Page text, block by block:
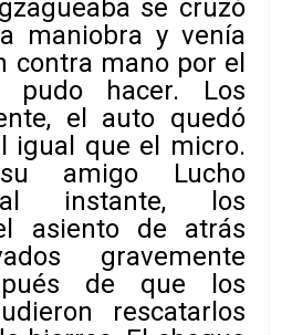
se cruzó
maniobra y venía
contra mano por el
pudo hacer. Los
el auto quedó
igual que el micro.
amigo Lucho
instante, los
asiento de atrás
gravemente
de que los
rescatarlos